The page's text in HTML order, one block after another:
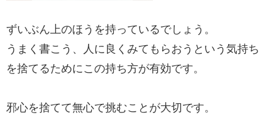
ずいぶん上のほうを持っているでしょう。
うまく書こう、人に良くみてもらおうという気持ち
を捨てるためにこの持ち方が有効です。
邪心を捨てて無心で挑むことが大切です。